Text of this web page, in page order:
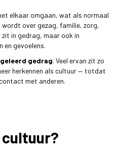
elkaar omgaan, wat als normaal
over gezag, familie, zorg,
in gedrag, maar ook in
en gevoelens.
gedrag. Veel ervan zit zo
herkennen als cultuur — totdat
met anderen.